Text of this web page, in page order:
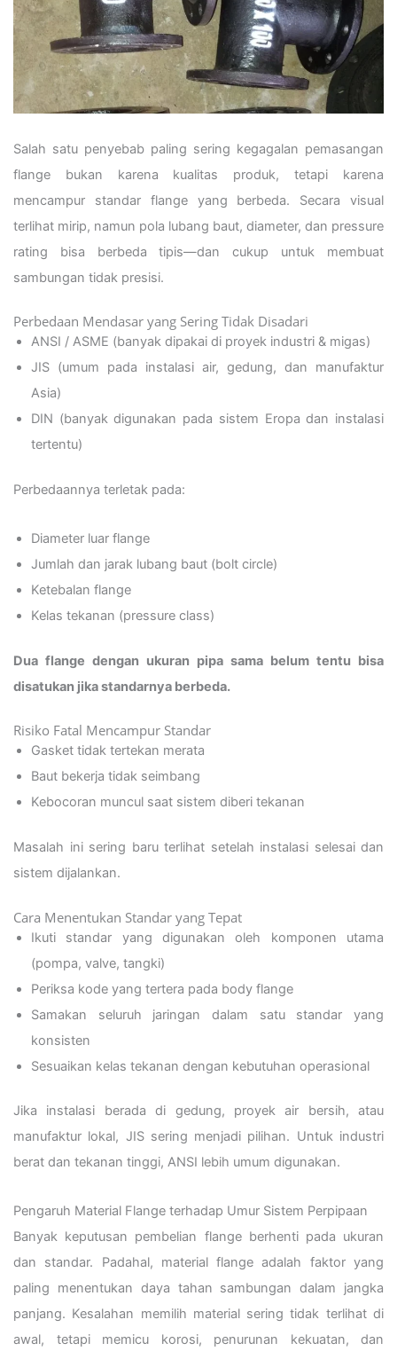
Salah satu penyebab paling sering kegagalan pemasangan
flange bukan karena kualitas produk, tetapi karena
mencampur standar flange yang berbeda. Secara visual
terlihat mirip, namun pola lubang baut, diameter, dan pressure
rating bisa berbeda tipis—dan cukup untuk membuat
sambungan tidak presisi.
Perbedaan Mendasar yang Sering Tidak Disadari
ANSI / ASME (banyak dipakai di proyek industri & migas)
JIS (umum pada instalasi air, gedung, dan manufaktur
Asia)
DIN (banyak digunakan pada sistem Eropa dan instalasi
tertentu)
Perbedaannya terletak pada:
Diameter luar flange
Jumlah dan jarak lubang baut (bolt circle)
Ketebalan flange
Kelas tekanan (pressure class)
Dua flange dengan ukuran pipa sama belum tentu bisa
disatukan jika standarnya berbeda.
Risiko Fatal Mencampur Standar
Gasket tidak tertekan merata
Baut bekerja tidak seimbang
Kebocoran muncul saat sistem diberi tekanan
Masalah ini sering baru terlihat setelah instalasi selesai dan
sistem dijalankan.
Cara Menentukan Standar yang Tepat
Ikuti standar yang digunakan oleh komponen utama
(pompa, valve, tangki)
Periksa kode yang tertera pada body flange
Samakan seluruh jaringan dalam satu standar yang
konsisten
Sesuaikan kelas tekanan dengan kebutuhan operasional
Jika instalasi berada di gedung, proyek air bersih, atau
manufaktur lokal, JIS sering menjadi pilihan. Untuk industri
berat dan tekanan tinggi, ANSI lebih umum digunakan.
Pengaruh Material Flange terhadap Umur Sistem Perpipaan
Banyak keputusan pembelian flange berhenti pada ukuran
dan standar. Padahal, material flange adalah faktor yang
paling menentukan daya tahan sambungan dalam jangka
panjang. Kesalahan memilih material sering tidak terlihat di
awal, tetapi memicu korosi, penurunan kekuatan, dan